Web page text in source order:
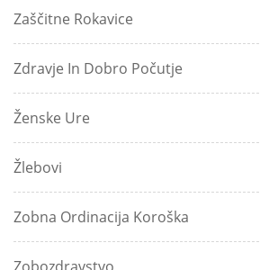
Zaščitne Rokavice
Zdravje In Dobro Počutje
Ženske Ure
Žlebovi
Zobna Ordinacija Koroška